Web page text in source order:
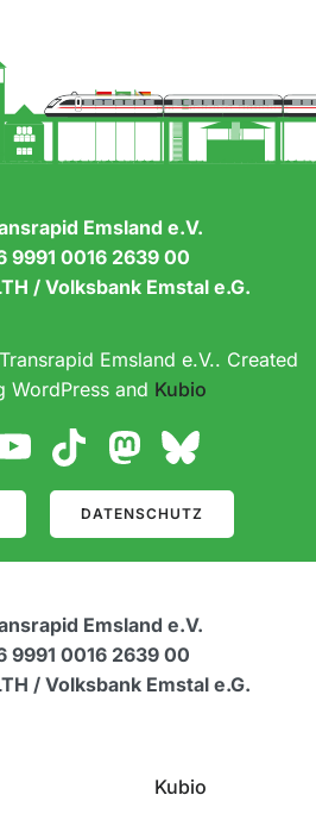
Emsland e.V.
9991 0016 2639 00
/ Volksbank Emstal e.G.
Emsland e.V.. Created
WordPress and Kubio
DATENSCHUTZ
Emsland e.V.
9991 0016 2639 00
/ Volksbank Emstal e.G.
Kubio